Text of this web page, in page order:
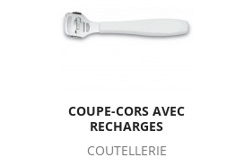
COUPE-CORS AVEC
RECHARGES
COUTELLERIE